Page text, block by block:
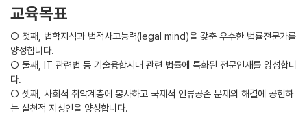
교육목표
○ 첫째, 법학지식과 법적사고능력(legal mind)을 갖춘 우수한 법률전문가를
양성합니다.
○ 둘째, IT 관련법 등 기술융합시대 관련 법률에 특화된 전문인재를 양성합니
다.
○ 셋째, 사회적 취약계층에 봉사하고 국제적 인류공존 문제의 해결에 공헌하
는 실천적 지성인을 양성합니다.